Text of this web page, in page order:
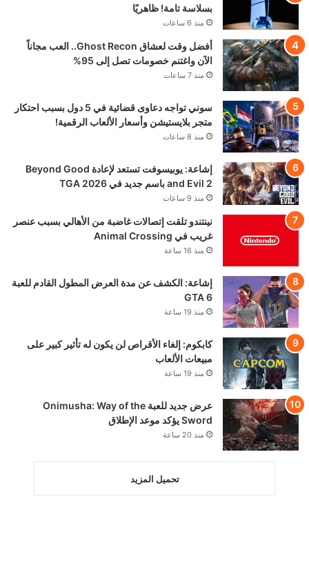
بسلاسة تامة! ظاهريًا
منذ 6 ساعات
أفضل وقت لعشاق Ghost Recon.. العب مجاناً
الآن واغتنم خصومات تصل إلى 95%
منذ 7 ساعات
سوني تواجه دعاوى قضائية في 5 دول بسبب احتكار
متجر بلايستيشن وأسعار الألعاب الرقمية!
منذ 8 ساعات
إشاعة: يوبيسوفت تستعد لإعادة Beyond Good
and Evil 2 باسم جديد في TGA 2026
منذ 9 ساعات
نينتندو تلقت إتصالات غاضبة من الأهالي بسبب عنصر
غريب في Animal Crossing
منذ 16 ساعة
إشاعة: الكشف عن مدة العرض المطول القادم للعبة
GTA 6
منذ 19 ساعة
كابكوم: إلغاء الأقراص لن يكون له تأثير كبير على
مبيعات الألعاب
منذ 19 ساعة
عرض جديد للعبة Onimusha: Way of the
Sword يؤكد موعد الإطلاق
منذ 20 ساعة
تحميل المزيد